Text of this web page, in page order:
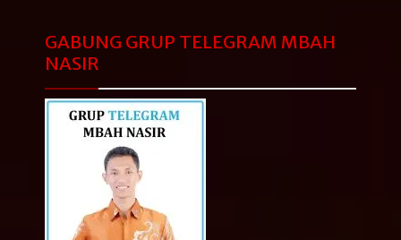
GABUNG GRUP TELEGRAM MBAH
NASIR